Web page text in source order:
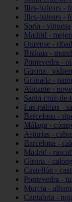
Illes-balears -
Illes-balears -
Soria - vinuesa
Madrid -
Ourense -
Bizkaia -
Pontevedra -
Girona -
Granada -
Alicante -
Santa-cruz-
Las-palmas -
Barcelona -
Málaga -
Asturias -
Barcelona -
Madrid -
Girona -
Castellón -
Pontevedra -
Murcia -
Cantabria -